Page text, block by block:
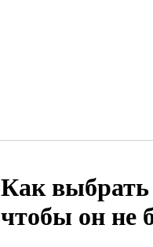
Как выбрать
чтобы он не